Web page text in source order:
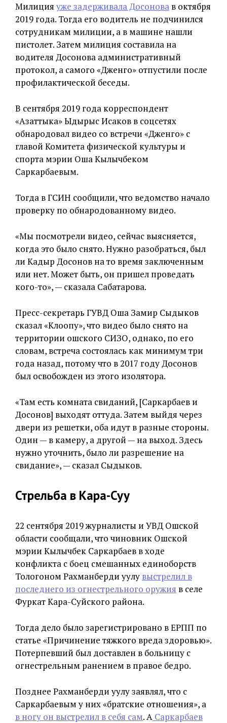
Милиция уже задерживала Досонова в октября
2019 года. Тогда его водитель не подчинился
сотрудникам милиции, а в машине нашли
пистолет. Затем милиция составила на
водителя Досонова административный
протокол, а самого «Дженго» отпустили после
профилактической беседы.
В сентября 2019 года корреспондент
«Азаттыка» Ыдырыс Исаков в соцсетях
обнародовал видео со встречи «Дженго» с
главой Комитета физической культуры и
спорта мэрии Оша Кылычбеком
Саркарбаевым.
Тогда в ГСИН сообщили, что ведомство начало
проверку по обнародованному видео.
«Мы посмотрели видео, сейчас выясняется,
когда это было снято. Нужно разобраться, был
ли Кадыр Досонов на то время заключенным
или нет. Может быть, он пришел проведать
кого-то», — сказала Сабатарова.
Пресс-секретарь ГУВД Оша Замир Сыдыков
сказал «Клоопу», что видео было снято на
территории ошского СИЗО, однако, по его
словам, встреча состоялась как минимум три
года назад, потому что в 2017 году Досонов
был освобожден из этого изолятора.
«Там есть комната свиданий, [Саркарбаев и
Досонов] выходят оттуда. Затем выйдя через
двери из решетки, оба идут в разные стороны.
Один — в камеру, а другой — на выход. Здесь
нужно уточнить, было ли разрешение на
свидание», — сказал Сыдыков.
Стрельба в Кара-Суу
22 сентября 2019 журналисты и УВД Ошской
области сообщали, что чиновник Ошской
мэрии Кылычбек Саркарбаев в ходе
конфликта с боец смешанных единоборств
Тологоном Рахманберди уулу выстрелил в
последнего из огнестрельного оружия в селе
Фуркат Кара-Суйского района.
Тогда дело было зарегистрировано в ЕРПП по
статье «Причинение тяжкого вреда здоровью».
Потерпевший был доставлен в больницу с
огнестрельным ранением в правое бедро.
Позднее Рахманберди уулу заявлял, что с
Саркарбаевым у них «братские отношения», а
в ногу он выстрелил в себя сам. А Саркарбаев